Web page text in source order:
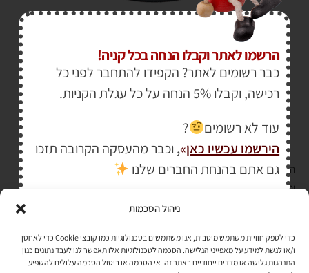
ניהול הסכמות
כדי לספק חוויית משתמש מיטבית, אנו משתמשים בטכנולוגיות כמו קובצי Cookie כדי לאחסן
ו/או לגשת למידע על מאפייני הגלישה. הסכמה לטכנולוגיות אלו תאפשר לנו לעבד נתונים כגון
התנהגות גלישה או מדדים ייחודיים באתר זה. אי הסכמה או ביטול הסכמה עלולים להשפיע
והעומד בתקן אבטחה PCI DSS Level-1
לתקנון האתר»
הרשמו לאתר וקבלו הנחה בכל קניה!
כבר רשומים לאתר? הקפידו להתחבר לפני כל
רכישה, וקבלו 5% הנחה על כל עגלת הקניות.
עוד לא רשומים
?
הירשמו עכשיו כאן»
, וכבר מהעסקה הקרובה תזכו
גם אתם בהנחת החברים שלנו